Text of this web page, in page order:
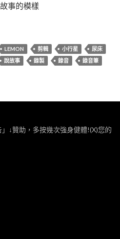
事的模樣
故事(尿床專家)
LEMON 剪輯 小行星
尿床
說故事 錄製 錄音
錄音筆
↓贊助，多按幾次強身健體!(X)您的